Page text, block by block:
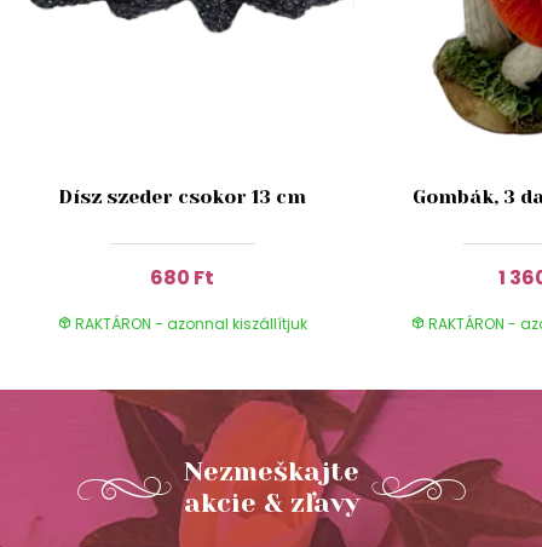
Dísz szeder csokor 13 cm
680 Ft
RAKTÁRON - azonnal kiszállítjuk
Gombák, 3
1
RAKTÁRON -
Nezmeškajte
akcie & zľavy